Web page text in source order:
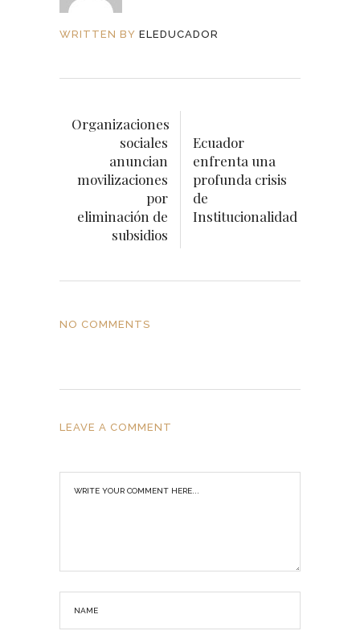
WRITTEN BY ELEDUCADOR
Organizaciones
sociales
anuncian
movilizaciones
por
eliminación de
subsidios
Ecuador
enfrenta una
profunda crisis
de
Institucionalidad
NO COMMENTS
LEAVE A COMMENT